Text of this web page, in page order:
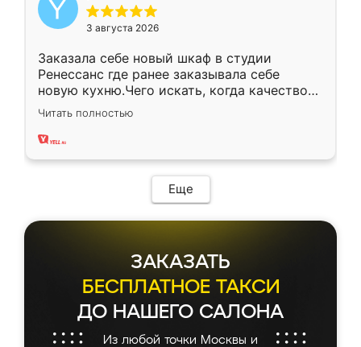
3 августа 2026
Заказала себе новый шкаф в студии
Ренессанс где ранее заказывала себе
новую кухню.Чего искать, когда качеством
вполне довольна. Служит кухня уже почти
два года, нареканий нет.
Читать полностью
Еще
ЗАКАЗАТЬ
БЕСПЛАТНОЕ ТАКСИ
ДО НАШЕГО САЛОНА
Из любой точки Москвы и